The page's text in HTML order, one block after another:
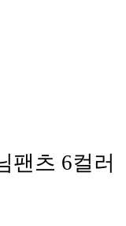
팬츠 6컬러